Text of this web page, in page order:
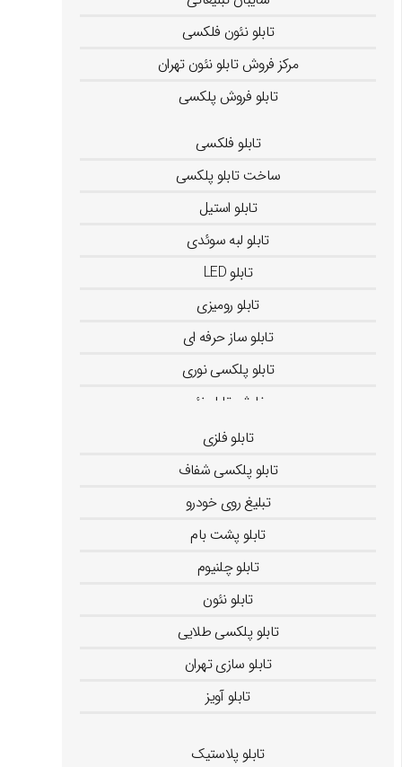
تابلو نئون فلکسی
مرکز فروش تابلو نئون تهران
تابلو فروش پلکسی
تابلو فلکسی
ساخت تابلو پلکسی
تابلو استیل
تابلو لبه سوئدی
تابلو LED
تابلو رومیزی
تابلو ساز حرفه ای
تابلو پلکسی نوری
سفارش تابلو نئون
نصب استیکر روی شیشه
تابلو فلزی
تابلو پلکسی شفاف
تبلیغ روی خودرو
تابلو پشت بام
تابلو چلنیوم
تابلو نئون
تابلو پلکسی طلایی
تابلو سازی تهران
تابلو آویز
تابلو پلاستیک